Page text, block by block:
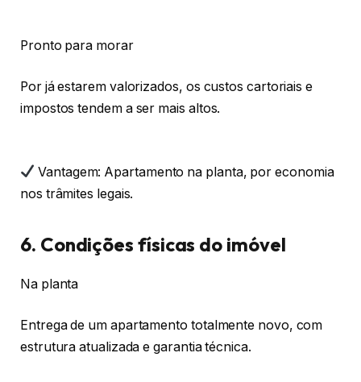
Pronto para morar
Por já estarem valorizados, os custos cartoriais e
impostos tendem a ser mais altos.
Vantagem: Apartamento na planta, por economia
nos trâmites legais.
6. Condições físicas do imóvel
Na planta
Entrega de um apartamento totalmente novo, com
estrutura atualizada e garantia técnica.